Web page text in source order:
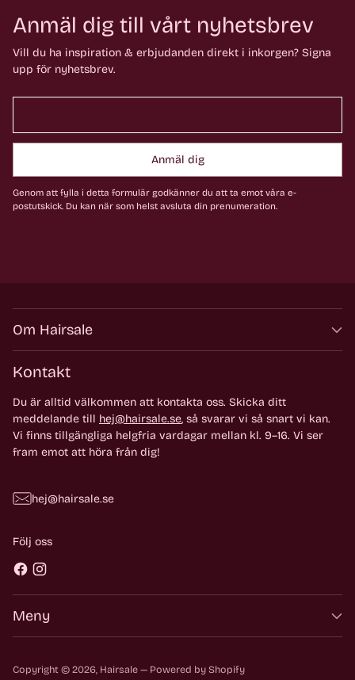
Anmäl dig till vårt nyhetsbrev
Vill du ha inspiration & erbjudanden direkt i inkorgen? Signa
upp för nyhetsbrev.
Anmäl dig
Genom att fylla i detta formulär godkänner du att ta emot våra e-
postutskick. Du kan när som helst avsluta din prenumeration.
Om Hairsale
Kontakt
Du är alltid välkommen att kontakta oss. Skicka ditt
meddelande till hej@hairsale.se, så svarar vi så snart vi kan.
Vi finns tillgängliga helgfria vardagar mellan kl. 9–16. Vi ser
fram emot att höra från dig!
hej@hairsale.se
Följ oss
Meny
Copyright © 2026, Hairsale — Powered by Shopify